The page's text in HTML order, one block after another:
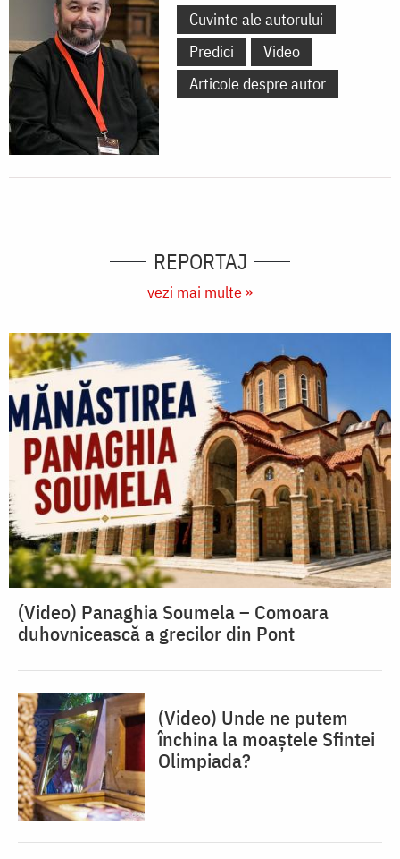
Cuvinte ale autorului
Predici
Video
Articole despre autor
REPORTAJ
vezi mai multe »
(Video) Panaghia Soumela – Comoara
duhovnicească a grecilor din Pont
(Video) Unde ne putem
închina la moaștele Sfintei
Olimpiada?